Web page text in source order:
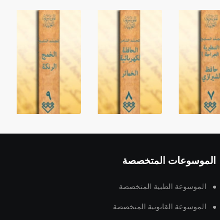
الموسوعات المتخصصة
الموسوعة الطبية المتخصصة
الموسوعة القانونية المتخصصة